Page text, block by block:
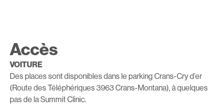
Accès
VOITURE
Des places sont disponibles dans le parking Crans-Cry d’er
(Route des Téléphériques 3963 Crans-Montana), à quelques
pas de la Summit Clinic.